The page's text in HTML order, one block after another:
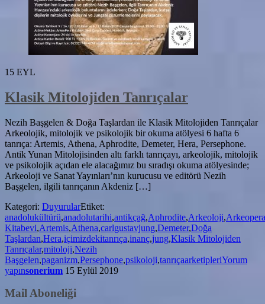
15 EYL
Klasik Mitolojiden Tanrıçalar
Nezih Başgelen & Doğa Taşlardan ile Klasik Mitolojiden Tanrıçalar
Arkeolojik, mitolojik ve psikolojik bir okuma atölyesi 6 hafta 6
tanrıça: Artemis, Athena, Aphrodite, Demeter, Hera, Persephone.
Antik Yunan Mitolojisinden altı farklı tanrıçayı, arkeolojik, mitolojik
ve psikolojik açıdan ele alacağımız bu sıradışı okuma atölyesinde;
Arkeoloji ve Sanat Yayınları’nın kurucusu ve editörü Nezih
Başgelen, ilgili tanrıçanın Akdeniz […]
Kategori: DuyurularEtiket:
anadolukültürü,anadolutarihi,antikçağ,Aphrodite,Arkeoloji,Arkeopera
Kitabevi,Artemis,Athena,carlgustavjung,Demeter,Doğa
Taşlardan,Hera,içimizdekitanrıça,inanç,jung,Klasik Mitolojiden
Tanrıçalar,mitoloji,Nezih
Başgelen,paganizm,Persephone,psikoloji,tanrıçaarketipleriYorum
yapınsonerium 15 Eylül 2019
Mail Aboneliği